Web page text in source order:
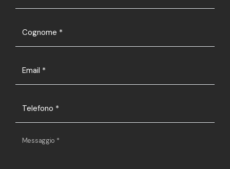
Cognome *
Email *
Telefono *
Messaggio *